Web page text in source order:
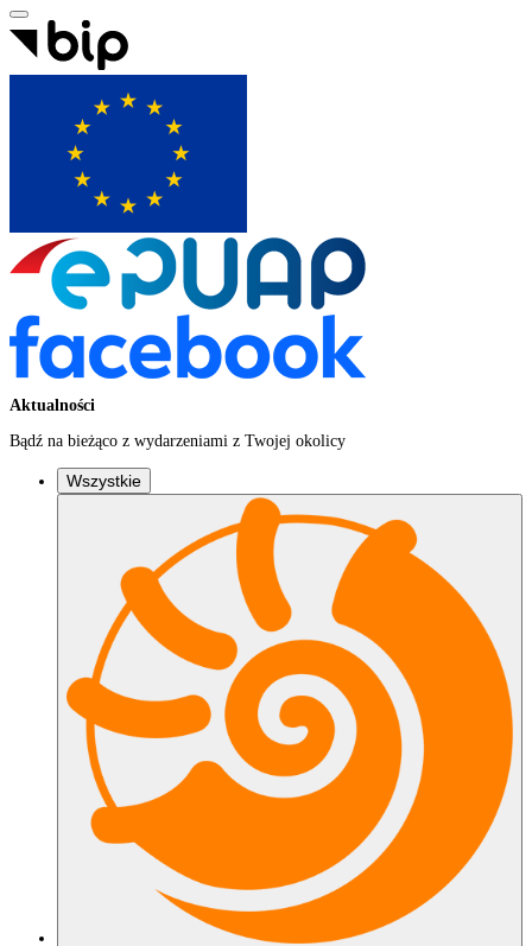
Aktualności
Bądź na bieżąco z wydarzeniami z Twojej okolicy
Wszystkie